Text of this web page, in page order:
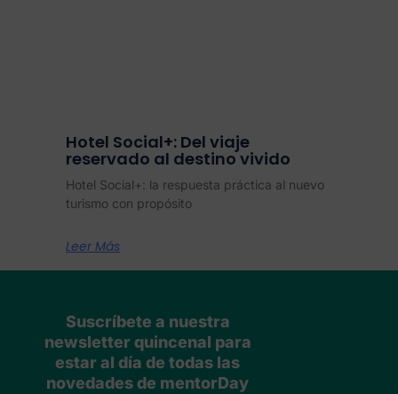
Hotel Social+: Del viaje
reservado al destino vivido
Hotel Social+: la respuesta práctica al nuevo
turismo con propósito
Leer Más
Suscríbete a nuestra
newsletter quincenal para
estar al día de todas las
novedades de mentorDay